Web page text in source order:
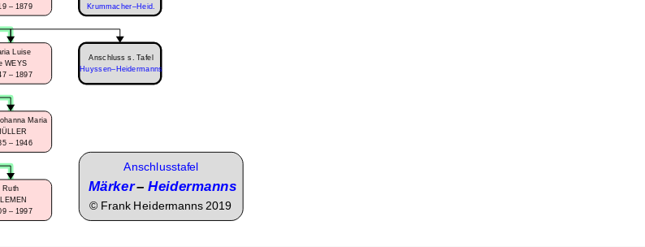
– 1879
Luise
WEYS
– 1897
Maria
– 1946
Ruth
– 1997
Anschlusstafel
Märker–Heidermanns
© Frank Heidermanns 2019
Krummacher–Heid.
Anschluss s. Tafel
Huyssen–Heidermanns